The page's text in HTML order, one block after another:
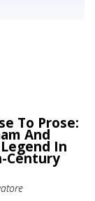
To Prose:
And
In
Century